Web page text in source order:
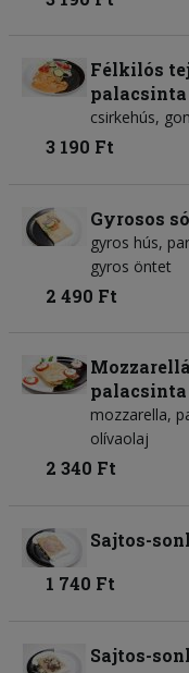
Félkilós
palacsinta
csirkehús,
3 190 Ft
Gyrosos
gyros hús,
gyros öntet
2 490 Ft
palacsinta
mozzarella,
olívaolaj
2 340 Ft
Sajtos-
1 740 Ft
Sajtos-